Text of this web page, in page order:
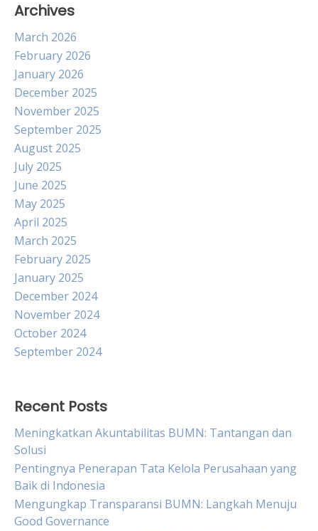
Archives
March 2026
February 2026
January 2026
December 2025
November 2025
September 2025
August 2025
July 2025
June 2025
May 2025
April 2025
March 2025
February 2025
January 2025
December 2024
November 2024
October 2024
September 2024
Recent Posts
Meningkatkan Akuntabilitas BUMN: Tantangan dan
Solusi
Pentingnya Penerapan Tata Kelola Perusahaan yang
Baik di Indonesia
Mengungkap Transparansi BUMN: Langkah Menuju
Good Governance